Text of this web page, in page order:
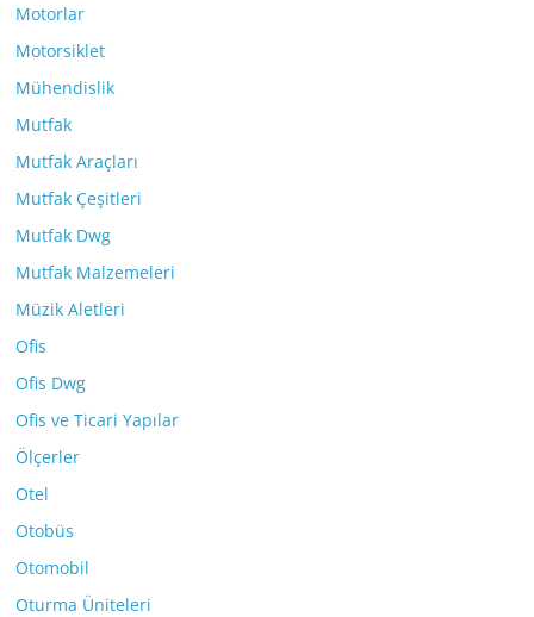
Motorlar
Motorsiklet
Mühendislik
Mutfak
Mutfak Araçları
Mutfak Çeşitleri
Mutfak Dwg
Mutfak Malzemeleri
Müzik Aletleri
Ofis
Ofis Dwg
Ofis ve Ticari Yapılar
Ölçerler
Otel
Otobüs
Otomobil
Oturma Üniteleri